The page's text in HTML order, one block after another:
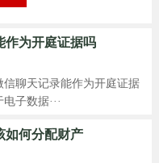
作为开庭证据吗
聊天记录能作为开庭证据
子数据···
如何分配财产